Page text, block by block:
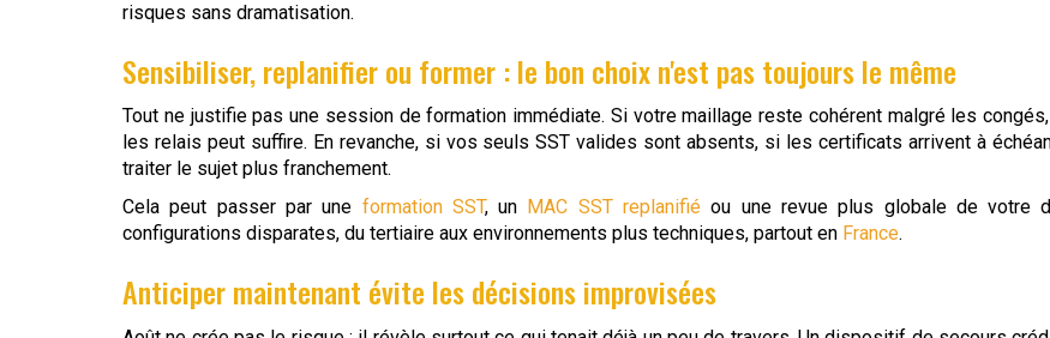
risques sans dramatisation.
Sensibiliser, replanifier ou former : le bon choix n'est pas toujours le même
Tout ne justifie pas une session de formation immédiate. Si votre maillage reste cohérent malgré les
les relais peut suffire. En revanche, si vos seuls SST valides sont absents, si les certificats arrivent à
traiter le sujet plus franchement.
Cela peut passer par une formation SST, un MAC SST replanifié ou une revue plus globale de votre
configurations disparates, du tertiaire aux environnements plus techniques, partout en France.
Anticiper maintenant évite les décisions improvisées